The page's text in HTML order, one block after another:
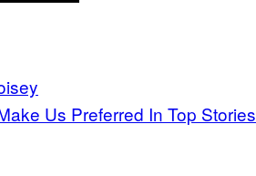
Us Preferred In Top Stories